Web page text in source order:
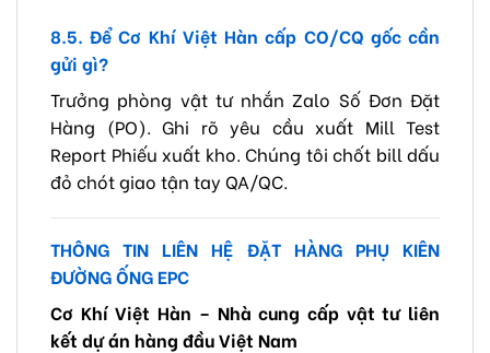
8.5. Để Cơ Khí Việt Hàn cấp CO/CQ gốc cần
gửi gì?
Trưởng phòng vật tư nhắn Zalo Số Đơn Đặt
Hàng (PO). Ghi rõ yêu cầu xuất Mill Test
Report Phiếu xuất kho. Chúng tôi chốt bill dấu
đỏ chót giao tận tay QA/QC.
THÔNG TIN LIÊN HỆ ĐẶT HÀNG PHỤ KIÊN
ĐƯỜNG ỐNG EPC
Cơ Khí Việt Hàn – Nhà cung cấp vật tư liên
kết dự án hàng đầu Việt Nam